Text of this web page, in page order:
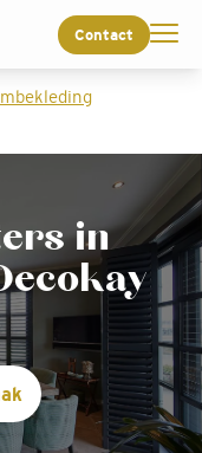
Contact
in